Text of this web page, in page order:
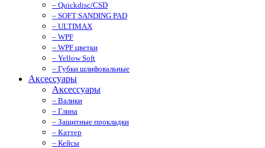
– Quickdisc/CSD
– SOFT SANDING PAD
– ULTIMAX
– WPF
– WPF цветки
– Yellow Soft
– Губки шлифовальные
Аксессуары
Аксессуары
– Валики
– Глина
– Защитные прокладки
– Каттер
– Кейсы